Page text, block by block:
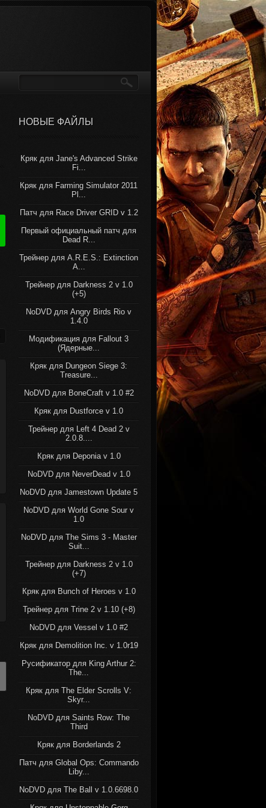
НОВЫЕ ФАЙЛЫ
Кряк для Jane's Advanced Strike
Fi...
Кряк для Farming Simulator 2011
Pl...
Патч для Race Driver GRID v 1.2
Первый официальный патч для
Dead R...
Трейнер для A.R.E.S.: Extinction
A...
Трейнер для Darkness 2 v 1.0
(+5)
NoDVD для Angry Birds Rio v
1.4.0
Модификация для Fallout 3
(Ядерные...
Кряк для Dungeon Siege 3:
Treasure...
NoDVD для BoneCraft v 1.0 #2
Кряк для Dustforce v 1.0
Трейнер для Left 4 Dead 2 v
2.0.8....
Кряк для Deponia v 1.0
NoDVD для NeverDead v 1.0
NoDVD для Jamestown Update 5
NoDVD для World Gone Sour v
1.0
NoDVD для The Sims 3 - Master
Suit...
Трейнер для Darkness 2 v 1.0
(+7)
Кряк для Bunch of Heroes v 1.0
Трейнер для Trine 2 v 1.10 (+8)
NoDVD для Vessel v 1.0 #2
Кряк для Demolition Inc. v 1.0r19
Русификатор для King Arthur 2:
The...
Кряк для The Elder Scrolls V:
Skyr...
NoDVD для Saints Row: The
Third
Кряк для Borderlands 2
Патч для Global Ops: Commando
Liby...
NoDVD для The Ball v 1.0.6698.0